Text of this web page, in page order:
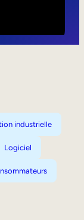
industrielle
Logiciel